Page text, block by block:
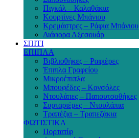
Πιγκάλ – Καλαθάκια
Κουρτίνες Μπάνιου
Κρεμάστρες – Ράφια Μπάνιου
Διάφορα Αξεσουάρ
ΣΠΙΤΙ
ΕΠΙΠΛΑ
Βιβλιοθήκες – Ραφιέρες
Έπιπλα Γραφείου
Μικροέπιπλα
Μπουφέδες – Κονσόλες
Ντουλάπες – Παπουτσοθήκες
Συρταριέρες – Ντουλάπια
Τραπέζια – Τραπεζάκια
ΦΩΤΙΣΤΙΚΑ
Πορτατίφ